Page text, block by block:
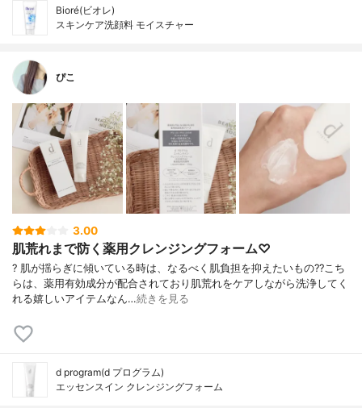
Bioré(ビオレ)
スキンケア洗顔料 モイスチャー
ぴこ
3.00
肌荒れまで防く薬用クレンジングフォーム♡
? 肌が揺らぎに傾いている時は、なるべく肌負担を抑えたいもの?? こち
らは、薬用有効成分が配合されており肌荒れをケアしながら洗浄してく
れる嬉しいアイテムなん…続きを見る
d program(d プログラム)
エッセンスイン クレンジングフォーム